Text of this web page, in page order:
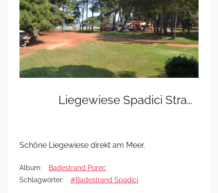
Liegewiese Spadici Strand
Schöne Liegewiese direkt am Meer.
Album:
Badestrand Porec
Schlagwörter:
#Badestrand Spadici